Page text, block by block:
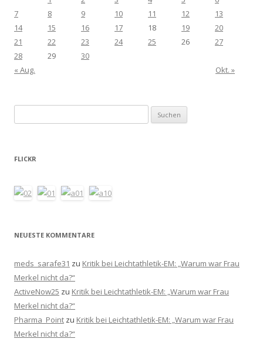
7
8 9 10 11 12
13
14
15 16 17 18 19
20
21
22 23 24 25 26
27
28
29
30
« Aug.
Okt. »
nach:
FLICKR
NEUESTE KOMMENTARE
meds_sarafe31 zu Kritik bei Leichtathletik-EM: „Warum war Frau
Merkel nicht da?“
ActiveNow25 zu Kritik bei Leichtathletik-EM: „Warum war Frau
Merkel nicht da?“
Pharma_Point zu Kritik bei Leichtathletik-EM: „Warum war Frau
Merkel nicht da?“